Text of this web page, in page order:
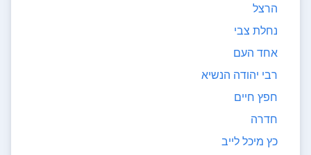
הרצל
נחלת צבי
אחד העם
רבי יהודה הנשיא
חפץ חיים
חדרה
כץ מיכל לייב